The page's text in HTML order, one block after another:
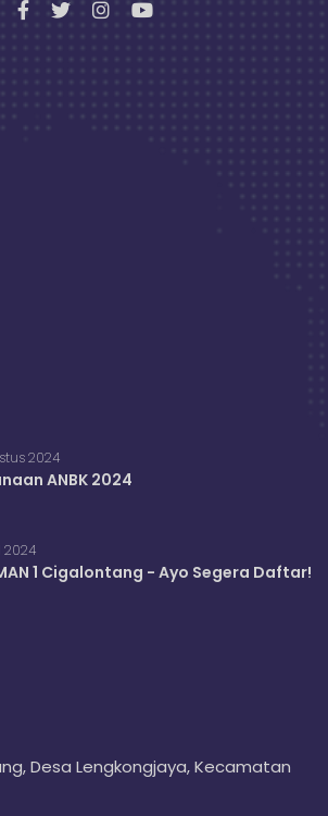
2024
ANBK 2024
2024
1 Cigalontang - Ayo Segera Daftar!
Desa Lengkongjaya, Kecamatan